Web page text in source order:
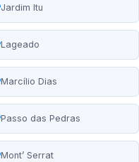
Jardim Itu
Lageado
Marcílio Dias
Passo das Pedras
Mont’ Serrat